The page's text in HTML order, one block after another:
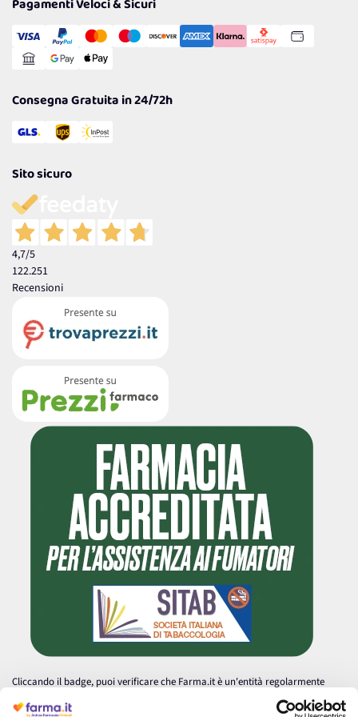
Gestisci Cookie
Reso Facile e Veloce
Pagamenti Veloci & Sicuri
Consegna Gratuita in 24/72h
Sito sicuro
4,7/5
122.251
Recensioni
Cliccando il badge, puoi verificare che Farma.it è un'entità regolarmente
autorizzata dal Ministero della Salute a effettuare la vendita online di
medicinali.